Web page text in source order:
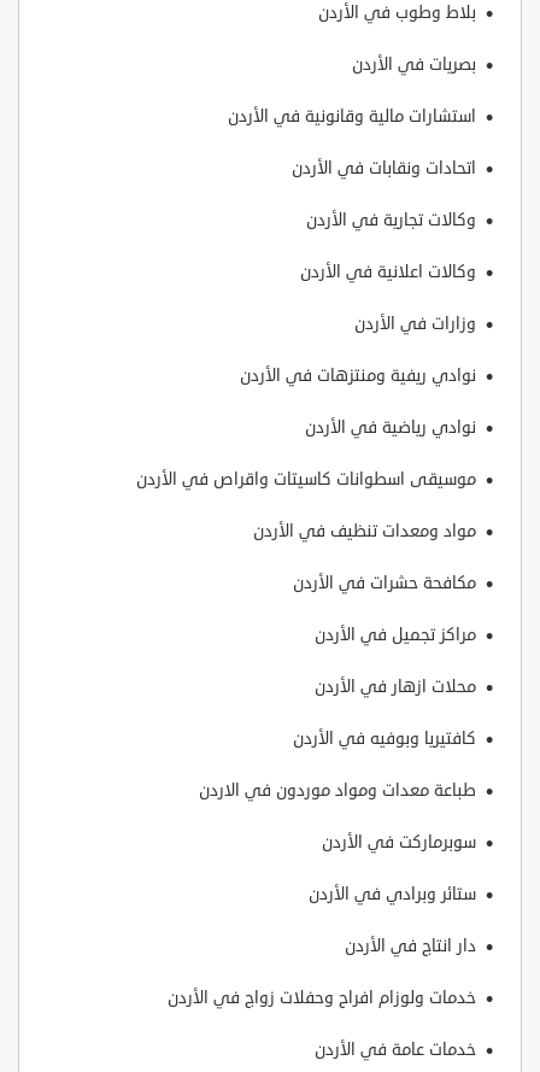
بلاط وطوب في الأردن
بصريات في الأردن
استشارات مالية وقانونية في الأردن
اتحادات ونقابات في الأردن
وكالات تجارية في الأردن
وكالات اعلانية في الأردن
وزارات في الأردن
نوادي ريفية ومنتزهات في الأردن
نوادي رياضية في الأردن
موسيقى اسطوانات كاسيتات واقراص في الأردن
مواد ومعدات تنظيف في الأردن
مكافحة حشرات في الأردن
مراكز تجميل في الأردن
محلات ازهار في الأردن
كافتيريا وبوفيه في الأردن
طباعة معدات ومواد موردون في الاردن
سوبرماركت في الأردن
ستائر وبرادي في الأردن
دار انتاج في الأردن
خدمات ولوزام افراح وحفلات زواج في الأردن
خدمات عامة في الأردن